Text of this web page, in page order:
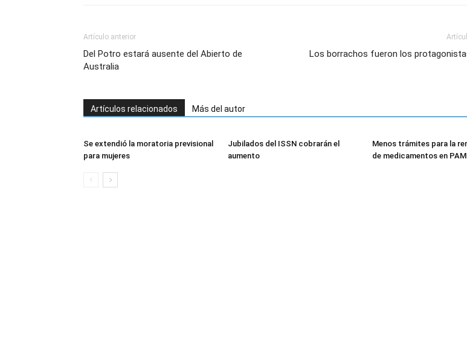
Artículo anterior
Del Potro estará ausente del Abierto de
Australia
Los borrachos fueron los
Artículos relacionados Más del autor
Se extendió la moratoria previsional
para mujeres
Jubilados del ISSN cobrarán el
aumento
Menos trámites para la
de medicamentos en